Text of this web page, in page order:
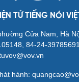
Giải trí
Nghệ sĩ
Thời
TỬ TIẾNG NÓI
Cửa Nam, Hà
84-24-39785691
hành: